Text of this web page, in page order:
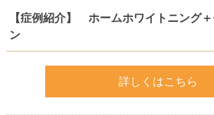
【症例紹介】 ホームホワイトニング
ン
詳しくはこちら